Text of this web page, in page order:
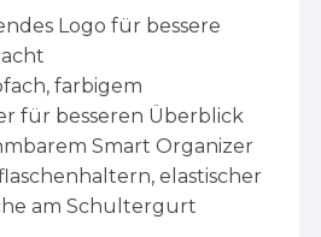
Logo für bessere
farbigem
für besseren Überblick
Smart Organizer
elastischer
am Schultergurt